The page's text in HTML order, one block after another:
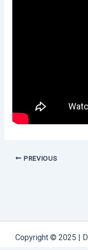
PREVIOUS
Copyright © 2025 |